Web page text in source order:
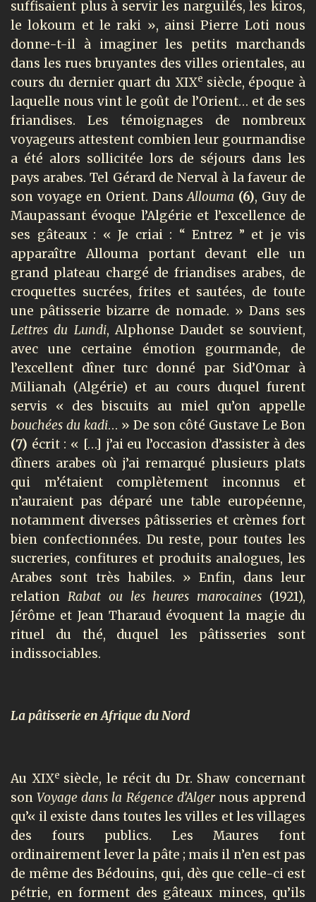
suffisaient plus à servir les narguilés, les kiros,
le lokoum et le raki », ainsi Pierre Loti nous
donne-t-il à imaginer les petits marchands
dans les rues bruyantes des villes orientales, au
cours du dernier quart du XIXe siècle, époque à
laquelle nous vint le goût de l’Orient… et de ses
friandises. Les témoignages de nombreux
voyageurs attestent combien leur gourmandise
a été alors sollicitée lors de séjours dans les
pays arabes. Tel Gérard de Nerval à la faveur de
son voyage en Orient. DansAllouma (6), Guy de
Maupassant évoque l’Algérie et l’excellence de
ses gâteaux : « Je criai : “ Entrez ” et je vis
apparaître Allouma portant devant elle un
grand plateau chargé de friandises arabes, de
croquettes sucrées, frites et sautées, de toute
une pâtisserie bizarre de nomade. » Dans ses
Lettres du Lundi, Alphonse Daudet se souvient,
avec une certaine émotion gourmande, de
l’excellent dîner turc donné par Sid’Omar à
Milianah (Algérie) et au cours duquel furent
servis « des biscuits au miel qu’on appelle
bouchées du kadi… » De son côté Gustave Le Bon
(7) écrit : « […] j’ai eu l’occasion d’assister à des
dîners arabes où j’ai remarqué plusieurs plats
qui m’étaient complètement inconnus et
n’auraient pas déparé une table européenne,
notamment diverses pâtisseries et crèmes fort
bien confectionnées. Du reste, pour toutes les
sucreries, confitures et produits analogues, les
Arabes sont très habiles. » Enfin, dans leur
relation Rabat ou les heures marocaines (1921),
Jérôme et Jean Tharaud évoquent la magie du
rituel du thé, duquel les pâtisseries sont
indissociables.
La pâtisserie en Afrique du Nord
Au XIXe siècle, le récit du Dr. Shaw concernant
sonVoyage dans la Régence d’Alger nous apprend
qu’« il existe dans toutes les villes et les villages
des fours publics. Les Maures font
ordinairement lever la pâte ; mais il n’en est pas
de même des Bédouins, qui, dès que celle-ci est
pétrie, en forment des gâteaux minces, qu’ils